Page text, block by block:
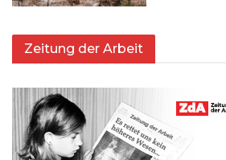
Zeitung der Arbeit